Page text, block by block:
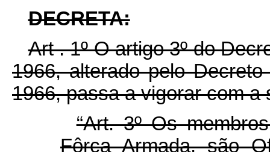
DECRETA:
Art . 1º O artigo 3º do
1966, alterado pelo
1966, passa a vigorar com a
“Art. 3º Os
Fôrça Armada, são